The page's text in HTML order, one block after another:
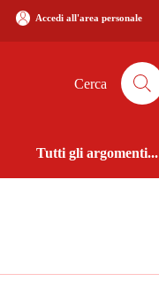
Accedi all'area personale
Cerca
Tutti gli argomenti...